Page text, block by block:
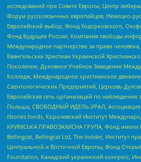
исследований при Совете Европы, Центр
Форум русскоязычных европейцев, Немецко-
Европейский выбор, Фонд Ходорковского,
Фонд Будущее России, Компания свободы
Международное партнерство за права
Евангельских Христиан Украинской
Поколение, Духовное Учебное Заведение
Колледж, Международное христианское
Саентологических Предприятий, Церковь
Европейская сеть организаций по наблюдению
Польша, СВОБОДНЫЙ ИДЕЛЬ-УРАЛ, Ассоциация
IStories fonds, Королевский Институт
КРИМСЬКА ПРАВОЗАХИСНА ГРУПА, Фонд имени
Bellingcat, Bellingcat Ltd, The Insider, Институт
Центральной и Восточной Европы, Фонд
Foundation, Канадский украинский конгресс,